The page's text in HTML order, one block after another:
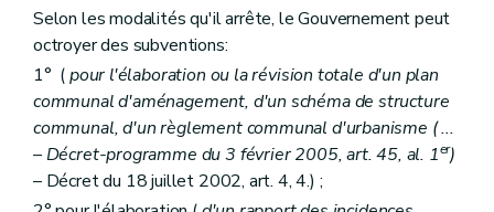
Art. 283/4
Chapitre VII
De la composition du dossier de demande de permis de bâtir
Section première
Art. 284
Art. 285
Art. 286
Art. 287
Section 2 Du dossier des demandes de permis de démolir
Art. 288
Art. 289
Selon les modalités qu'il arrête, le Gouvernement peut
octroyer des subventions:
1° (pour l'élaboration ou la révision totale d'un plan
communal d'aménagement, d'un schéma de structure
communal, d'un règlement communal d'urbanisme (...
– Décret-programme du 3 février 2005, art. 45, al. 1er)
– Décret du 18 juillet 2002, art. 4, 4.) ;